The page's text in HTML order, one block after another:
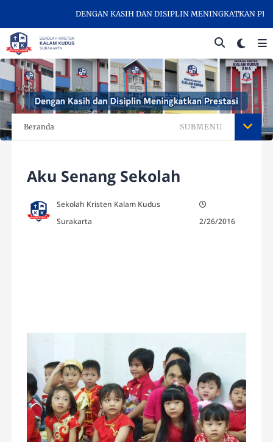
DENGAN KASIH DAN DISIPLIN MENINGKATKAN
Beranda SUBMENU
Aku Senang Sekolah
Sekolah Kristen Kalam Kudus
Surakarta
2/26/2016